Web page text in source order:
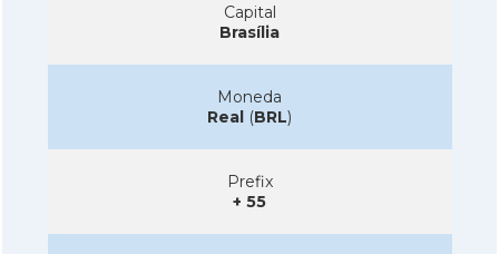
Capital
Brasília
Moneda
Real (BRL)
Prefix
+ 55